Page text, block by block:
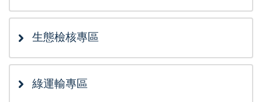
生態檢核專區
綠運輸專區